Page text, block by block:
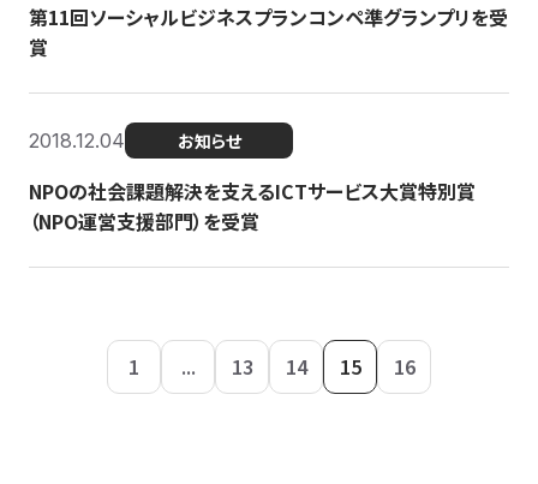
第11回ソーシャルビジネスプランコンペ準グランプリを受
賞
2018.12.04 お知らせ
NPOの社会課題解決を支えるICTサービス大賞特別賞
（NPO運営支援部門）を受賞
1 ... 13 14 15 16